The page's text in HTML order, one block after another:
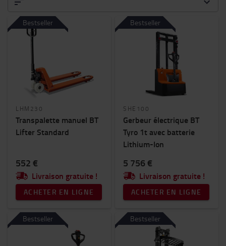
Bestseller
LHM230
Transpalette manuel BT
Lifter Standard
552 €
Livraison gratuite !
ACHETER EN LIGNE
Bestseller
SHE100
Gerbeur électrique BT
Tyro 1t avec batterie
Lithium-Ion
5 756 €
Livraison gratuite !
ACHETER EN LIGNE
Bestseller Bestseller